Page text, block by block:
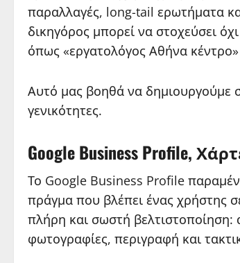
παραλλαγές, long-tail ερωτήματα
δικηγόρος μπορεί να στοχεύσει
όπως «εργατολόγος Αθήνα
Αυτό μας βοηθά να δημιουργούμε
γενικότητες.
Google Business Profile,
Το Google Business Profile
πράγμα που βλέπει ένας χρήστης
πλήρη και σωστή βελτιστοποίηση:
φωτογραφίες, περιγραφή και